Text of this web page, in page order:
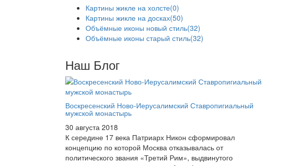
Картины жикле на холсте(0)
Картины жикле на досках(50)
Объёмные иконы новый стиль(32)
Объёмные иконы старый стиль(32)
Наш Блог
Воскресенский Ново-Иерусалимский Ставропигиальный
мужской монастырь
30 августа 2018
К середине 17 века Патриарх Никон сформировал
концепцию по которой Москва отказывалась от
политического звания «Третий Рим», выдвинутого